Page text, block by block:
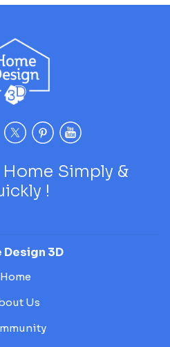
Simply &
!
Design 3D
Home
Us